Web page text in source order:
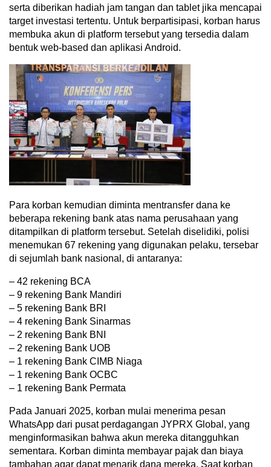
serta diberikan hadiah jam tangan dan tablet jika mencapai
target investasi tertentu. Untuk berpartisipasi, korban harus
membuka akun di platform tersebut yang tersedia dalam
bentuk web-based dan aplikasi Android.
Para korban kemudian diminta mentransfer dana ke
beberapa rekening bank atas nama perusahaan yang
ditampilkan di platform tersebut. Setelah diselidiki, polisi
menemukan 67 rekening yang digunakan pelaku, tersebar
di sejumlah bank nasional, di antaranya:
– 42 rekening BCA
– 9 rekening Bank Mandiri
– 5 rekening Bank BRI
– 4 rekening Bank Sinarmas
– 2 rekening Bank BNI
– 2 rekening Bank UOB
– 1 rekening Bank CIMB Niaga
– 1 rekening Bank OCBC
– 1 rekening Bank Permata
Pada Januari 2025, korban mulai menerima pesan
WhatsApp dari pusat perdagangan JYPRX Global, yang
menginformasikan bahwa akun mereka ditangguhkan
sementara. Korban diminta membayar pajak dan biaya
tambahan agar dapat menarik dana mereka. Saat korban